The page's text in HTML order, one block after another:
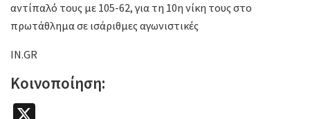
αντίπαλό τους με 105-62, για τη 10η νίκη τους στο
πρωτάθλημα σε ισάριθμες αγωνιστικές
IN.GR
Κοινοποίηση: